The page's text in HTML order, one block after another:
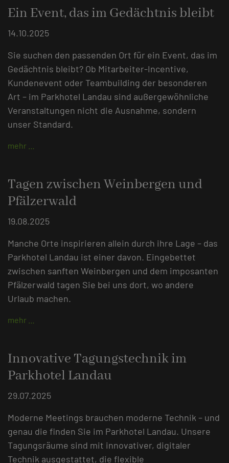
Ein Event, das im Gedächtnis bleibt
14.10.2025
Sie suchen den passenden Ort für ein Event, das im
Gedächtnis bleibt? Ob Mitarbeiter-Incentive,
Kundenevent oder Teambuilding der besonderen
Art – im Parkhotel Landau sind außergewöhnliche
Veranstaltungen nicht die Ausnahme, sondern
unser Standard.
mehr …
Tagen zwischen Weinbergen und
Pfälzerwald
19.08.2025
Manche Orte inspirieren allein durch ihre Lage – das
Parkhotel Landau ist einer davon. Eingebettet
zwischen sanften Weinbergen und dem imposanten
Pfälzerwald tagen Sie bei uns dort, wo andere
Urlaub machen.
mehr …
Innovative Tagungstechnik im
Parkhotel Landau
29.07.2025
Moderne Meetings brauchen moderne Technik – und
genau die finden Sie im Parkhotel Landau. Unsere
Tagungsräume sind mit innovativer, digitaler
Technik ausgestattet, die flexible